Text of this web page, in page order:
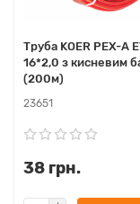
Труба KOER PEX-A
16*2,0 з кисневим
(200м)
23651
38 грн.